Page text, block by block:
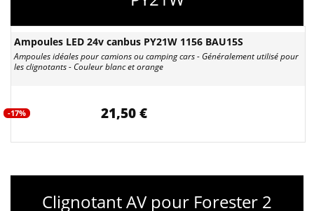
Ampoules LED 24v canbus PY21W 1156 BAU15S
Ampoules idéales pour camions ou camping cars - Généralement utilisé pour
les clignotants - Couleur blanc et orange
-17% 21,50 €
Clignotant AV pour Forester 2